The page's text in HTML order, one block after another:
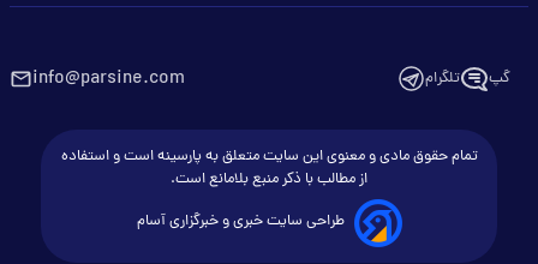
گپ تلگرام info@parsine.com
تمام حقوق مادی و معنوی این سایت متعلق به پارسینه است و استفاده
از مطالب با ذکر منبع بلامانع است.
طراحی سایت خبری و خبرگزاری آسام